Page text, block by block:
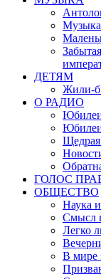
Музыка
ДЕТЯМ
Жили-
О РАДИО
Щедрая
ГОЛОС
ОБЩЕСТВО
Наука
Смысл
Легко
В мире